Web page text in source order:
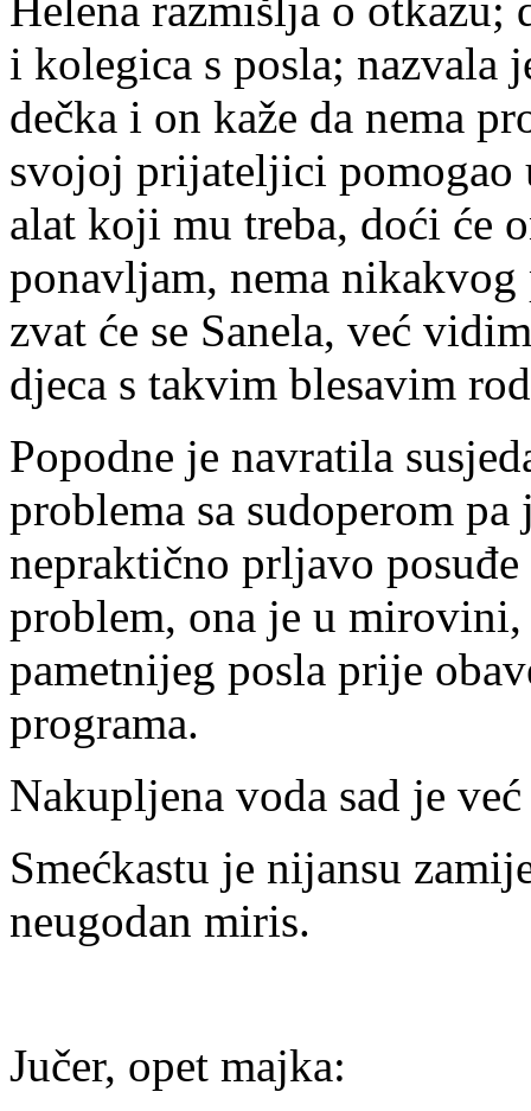
Helena razmišlja o
i kolegica s posla; nazvala
dečka i on kaže da nema
svojoj prijateljici pomogao
alat koji mu treba, doći će
ponavljam, nema
zvat će se Sanela, već
djeca s takvim blesavim
Popodne je navratila
problema sa sudoperom
nepraktično prljavo
problem, ona je u
pametnijeg posla prije
programa.
Nakupljena voda sad je
Smećkastu je nijansu
neugodan miris.
Jučer, opet majka: